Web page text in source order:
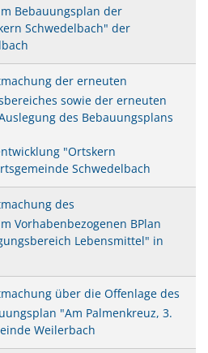
Bebauungsplan der
Schwedelbach" der
der erneuten
sowie der erneuten
des Bebauungsplans
"Ortskern
Schwedelbach
des
Vorhabenbezogenen BPlan
Lebensmittel" in
über die Offenlage des
"Am Palmenkreuz, 3.
Weilerbach